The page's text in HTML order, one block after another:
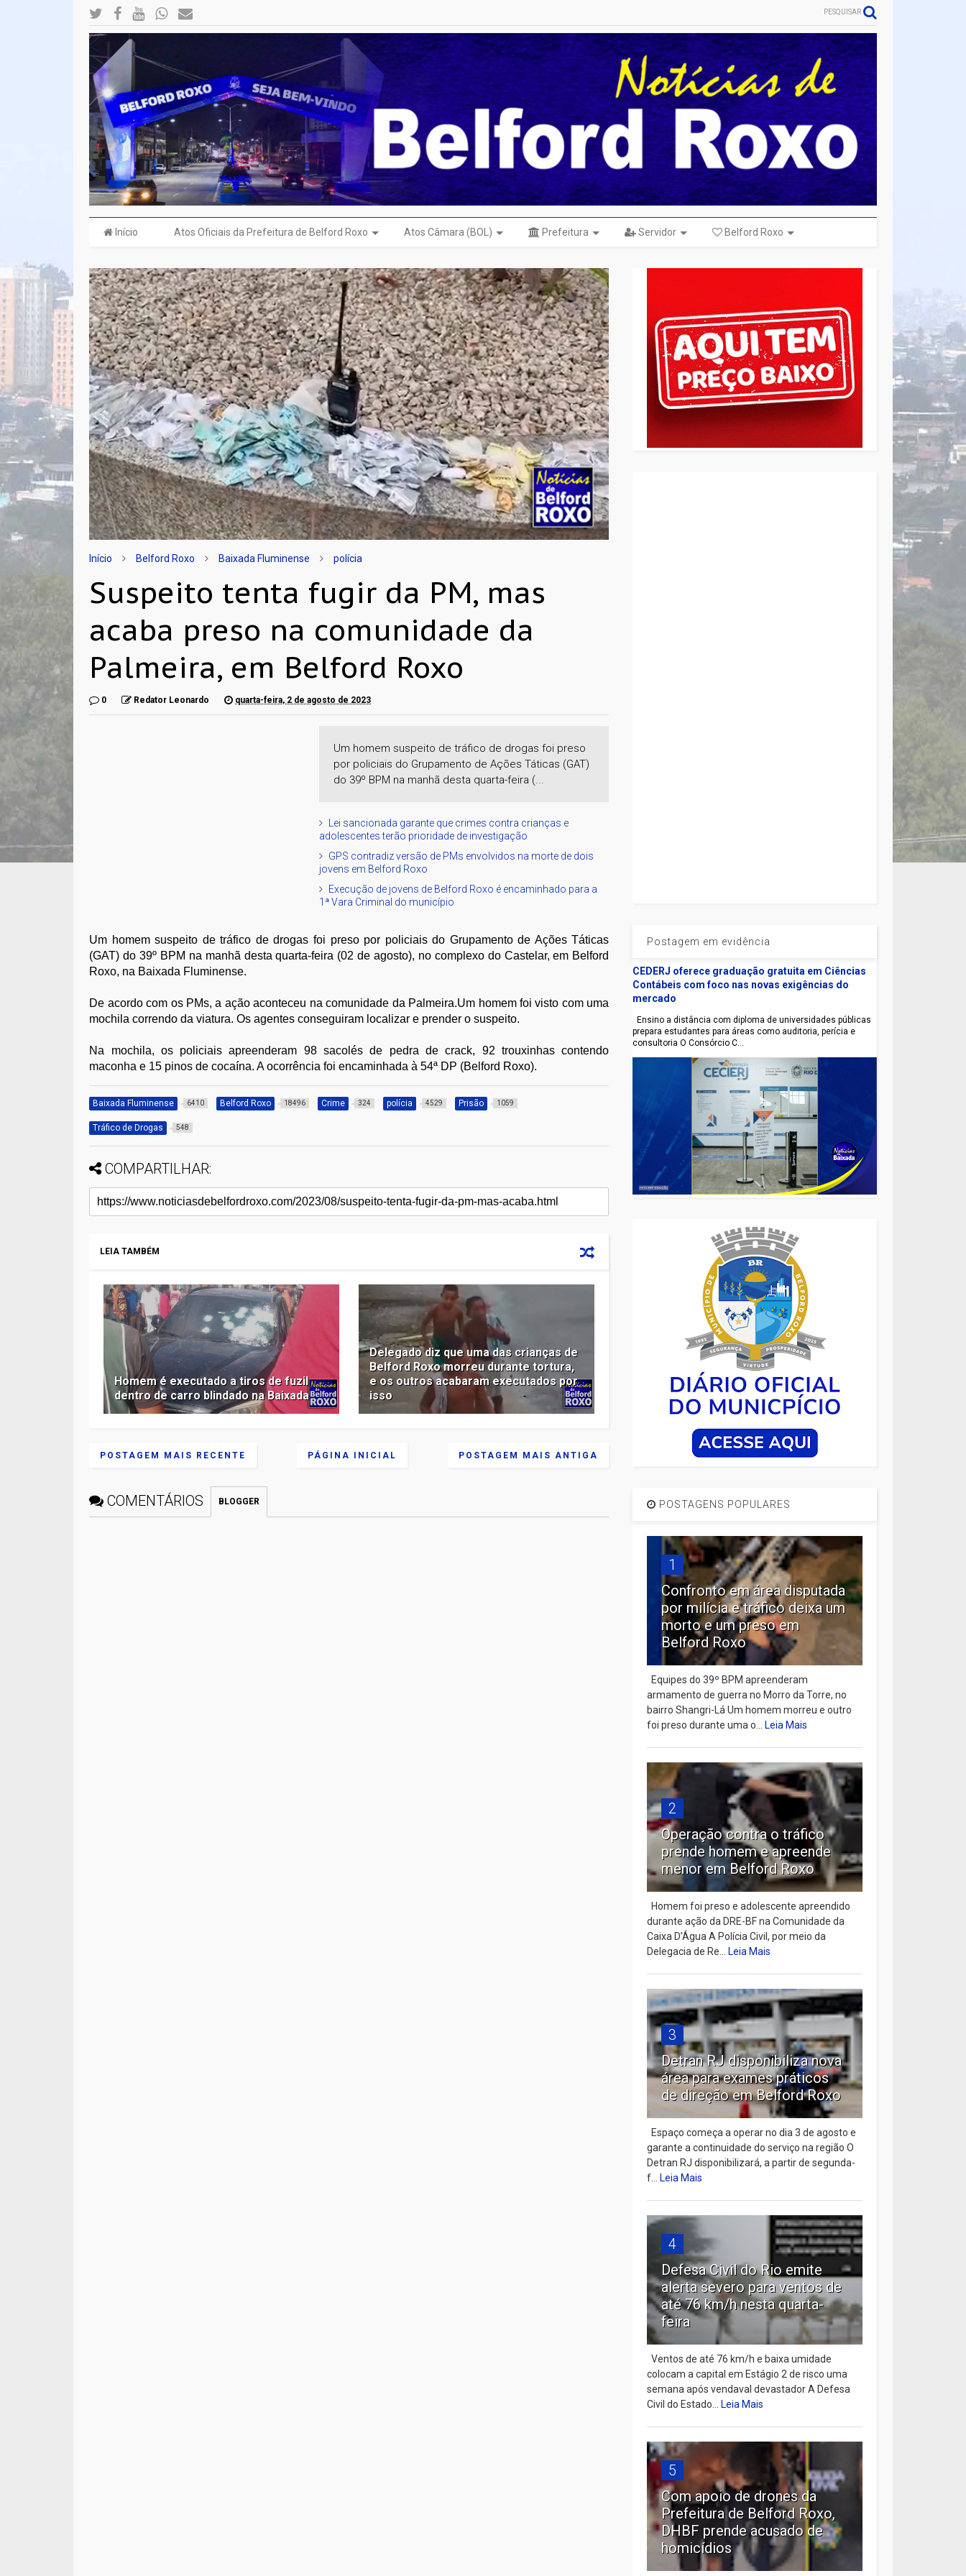
PESQUISAR
Início Atos Oficiais da Prefeitura de Belford Roxo Atos Câmara (BOL) Prefeitura Servidor Belford Roxo
Início Belford Roxo Baixada Fluminense polícia
Suspeito tenta fugir da PM, mas
acaba preso na comunidade da
Palmeira, em Belford Roxo
0 Redator Leonardo quarta-feira, 2 de agosto de 2023
Um homem suspeito de tráfico de drogas foi preso
por policiais do Grupamento de Ações Táticas (GAT)
do 39º BPM na manhã desta quarta-feira (...
Lei sancionada garante que crimes contra crianças e
adolescentes terão prioridade de investigação
GPS contradiz versão de PMs envolvidos na morte de dois
jovens em Belford Roxo
Execução de jovens de Belford Roxo é encaminhado para a
1ª Vara Criminal do município
Um homem suspeito de tráfico de drogas foi preso por policiais do Grupamento de Ações Táticas
(GAT) do 39º BPM na manhã desta quarta-feira (02 de agosto), no complexo do Castelar, em Belford
Roxo, na Baixada Fluminense.
De acordo com os PMs, a ação aconteceu na comunidade da Palmeira.Um homem foi visto com uma
mochila correndo da viatura. Os agentes conseguiram localizar e prender o suspeito.
Na mochila, os policiais apreenderam 98 sacolés de pedra de crack, 92 trouxinhas contendo
maconha e 15 pinos de cocaína. A ocorrência foi encaminhada à 54ª DP (Belford Roxo).
Baixada Fluminense 6410 Belford Roxo 18496 Crime 324 polícia 4529 Prisão 1059
Tráfico de Drogas 548
COMPARTILHAR:
LEIA TAMBÉM
Homem é executado a tiros de fuzil
dentro de carro blindado na Baixada
Delegado diz que uma das crianças de
Belford Roxo morreu durante tortura,
e os outros acabaram executados por
isso
POSTAGEM MAIS RECENTE POSTAGEM MAIS ANTIGA
PÁGINA INICIAL
COMENTÁRIOS BLOGGER
Postagem em evidência
CEDERJ oferece graduação gratuita em Ciências
Contábeis com foco nas novas exigências do
mercado
Ensino a distância com diploma de universidades públicas
prepara estudantes para áreas como auditoria, perícia e
consultoria O Consórcio C...
POSTAGENS POPULARES
1
Confronto em área disputada
por milícia e tráfico deixa um
morto e um preso em
Belford Roxo
Equipes do 39º BPM apreenderam
armamento de guerra no Morro da Torre, no
bairro Shangri-Lá Um homem morreu e outro
foi preso durante uma o...Leia Mais
2
Operação contra o tráfico
prende homem e apreende
menor em Belford Roxo
Homem foi preso e adolescente apreendido
durante ação da DRE-BF na Comunidade da
Caixa D’Água A Polícia Civil, por meio da
Delegacia de Re...Leia Mais
3
Detran RJ disponibiliza nova
área para exames práticos
de direção em Belford Roxo
Espaço começa a operar no dia 3 de agosto e
garante a continuidade do serviço na região O
Detran RJ disponibilizará, a partir de segunda-
f...Leia Mais
4
Defesa Civil do Rio emite
alerta severo para ventos de
até 76 km/h nesta quarta-
feira
Ventos de até 76 km/h e baixa umidade
colocam a capital em Estágio 2 de risco uma
semana após vendaval devastador A Defesa
Civil do Estado...Leia Mais
5
Com apoio de drones da
Prefeitura de Belford Roxo,
DHBF prende acusado de
homicídios